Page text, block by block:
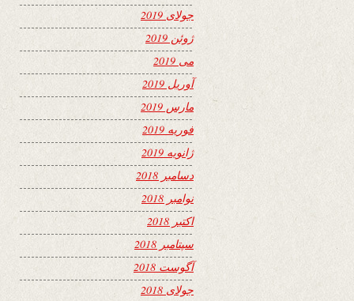
جولای 2019
ژوئن 2019
می 2019
آوریل 2019
مارس 2019
فوریه 2019
ژانویه 2019
دسامبر 2018
نوامبر 2018
اکتبر 2018
سپتامبر 2018
آگوست 2018
جولای 2018